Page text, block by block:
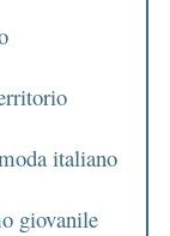
italiano
giovanile